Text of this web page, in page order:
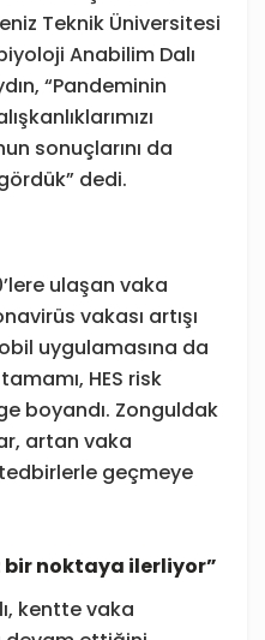
Teknik Üniversitesi
Anabilim Dalı
“Pandeminin
sonuçlarını da
dedi.
ulaşan vaka
vakası artışı
uygulamasına da
HES risk
boyandı. Zonguldak
artan vaka
tedbirlerle geçmeye
bir noktaya ilerliyor”
kentte vaka